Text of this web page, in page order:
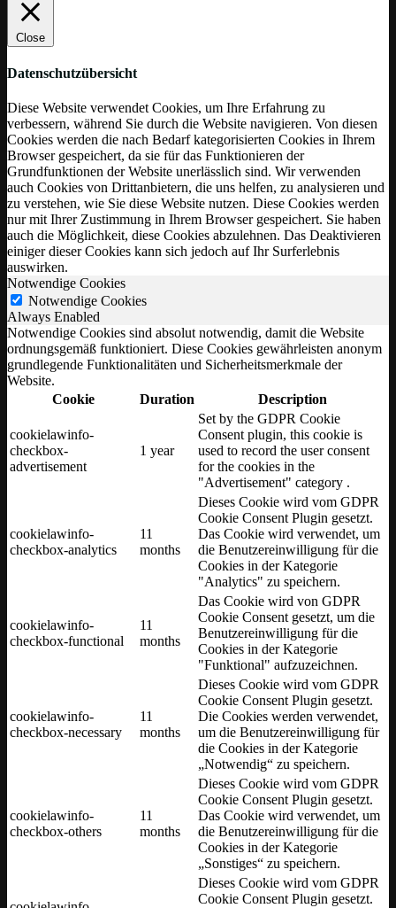
Close
Datenschutzübersicht
Diese Website verwendet Cookies, um Ihre Erfahrung zu
verbessern, während Sie durch die Website navigieren. Von diesen
Cookies werden die nach Bedarf kategorisierten Cookies in Ihrem
Browser gespeichert, da sie für das Funktionieren der
Grundfunktionen der Website unerlässlich sind. Wir verwenden
auch Cookies von Drittanbietern, die uns helfen, zu analysieren und
zu verstehen, wie Sie diese Website nutzen. Diese Cookies werden
nur mit Ihrer Zustimmung in Ihrem Browser gespeichert. Sie haben
auch die Möglichkeit, diese Cookies abzulehnen. Das Deaktivieren
einiger dieser Cookies kann sich jedoch auf Ihr Surferlebnis
auswirken.
Notwendige Cookies
Notwendige Cookies
Always Enabled
Notwendige Cookies sind absolut notwendig, damit die Website
ordnungsgemäß funktioniert. Diese Cookies gewährleisten anonym
grundlegende Funktionalitäten und Sicherheitsmerkmale der
Website.
Cookie
Duration Description
cookielawinfo-
checkbox-
advertisement
1 year
Set by the GDPR Cookie
Consent plugin, this cookie is
used to record the user consent
for the cookies in the
"Advertisement" category .
cookielawinfo-
checkbox-analytics
11
months
Dieses Cookie wird vom GDPR
Cookie Consent Plugin gesetzt.
Das Cookie wird verwendet, um
die Benutzereinwilligung für die
Cookies in der Kategorie
"Analytics" zu speichern.
cookielawinfo-
checkbox-functional
11
months
Das Cookie wird von GDPR
Cookie Consent gesetzt, um die
Benutzereinwilligung für die
Cookies in der Kategorie
"Funktional" aufzuzeichnen.
cookielawinfo-
checkbox-necessary
11
months
Dieses Cookie wird vom GDPR
Cookie Consent Plugin gesetzt.
Die Cookies werden verwendet,
um die Benutzereinwilligung für
die Cookies in der Kategorie
„Notwendig“ zu speichern.
cookielawinfo-
checkbox-others
11
months
Dieses Cookie wird vom GDPR
Cookie Consent Plugin gesetzt.
Das Cookie wird verwendet, um
die Benutzereinwilligung für die
Cookies in der Kategorie
„Sonstiges“ zu speichern.
Dieses Cookie wird vom GDPR
Cookie Consent Plugin gesetzt.